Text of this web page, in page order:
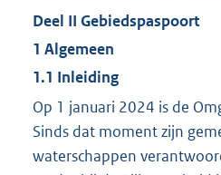
Deel II Gebiedspaspoort
1 Algemeen
1.1 Inleiding
Op 1 januari 2024 is de
Sinds dat moment zijn
waterschappen